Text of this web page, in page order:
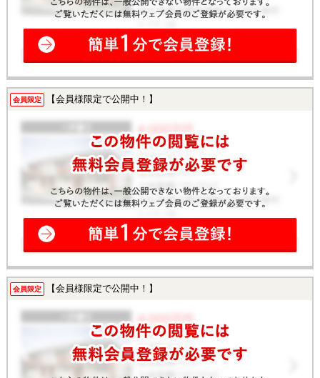
会員限定 【会員様限定で公開中！】
会員限定 【会員様限定で公開中！】